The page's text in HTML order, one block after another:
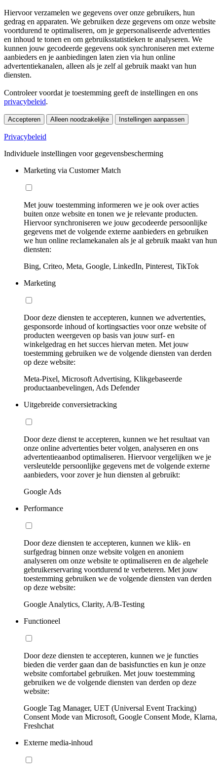
Hiervoor verzamelen we gegevens over onze gebruikers, hun
gedrag en apparaten. We gebruiken deze gegevens om onze website
voortdurend te optimaliseren, om je gepersonaliseerde advertenties
en inhoud te tonen en om gebruiksstatistieken te analyseren. We
kunnen jouw gecodeerde gegevens ook synchroniseren met externe
aanbieders en je aanbiedingen laten zien via hun online
advertentiekanalen, alleen als je zelf al gebruik maakt van hun
diensten.
Controleer voordat je toestemming geeft de instellingen en ons
privacybeleid.
Accepteren Alleen noodzakelijke Instellingen aanpassen
Privacybeleid
Individuele instellingen voor gegevensbescherming
Marketing via Customer Match
Met jouw toestemming informeren we je ook over acties
buiten onze website en tonen we je relevante producten.
Hiervoor synchroniseren we jouw gecodeerde persoonlijke
gegevens met de volgende externe aanbieders en gebruiken
we hun online reclamekanalen als je al gebruik maakt van hun
diensten:
Bing, Criteo, Meta, Google, LinkedIn, Pinterest, TikTok
Marketing
Door deze diensten te accepteren, kunnen we advertenties,
gesponsorde inhoud of kortingsacties voor onze website of
producten weergeven op basis van jouw surf- en
winkelgedrag en het succes hiervan meten. Met jouw
toestemming gebruiken we de volgende diensten van derden
op deze website:
Meta-Pixel, Microsoft Advertising, Klikgebaseerde
productaanbevelingen, Ads Defender
Uitgebreide conversietracking
Door deze dienst te accepteren, kunnen we het resultaat van
onze online advertenties beter volgen, analyseren en ons
advertentieaanbod optimaliseren. Hiervoor vergelijken we je
versleutelde persoonlijke gegevens met de volgende externe
aanbieders, voor zover je hun diensten al gebruikt:
Google Ads
Performance
Door deze diensten te accepteren, kunnen we klik- en
surfgedrag binnen onze website volgen en anoniem
analyseren om onze website te optimaliseren en de algehele
gebruikerservaring voortdurend te verbeteren. Met jouw
toestemming gebruiken we de volgende diensten van derden
op deze website:
Google Analytics, Clarity, A/B-Testing
Functioneel
Door deze diensten te accepteren, kunnen we je functies
bieden die verder gaan dan de basisfuncties en kun je onze
website comfortabel gebruiken. Met jouw toestemming
gebruiken we de volgende diensten van derden op deze
website:
Google Tag Manager, UET (Universal Event Tracking)
Consent Mode van Microsoft, Google Consent Mode, Klarna,
Freshchat
Externe media-inhoud